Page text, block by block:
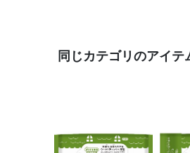
同じカテゴリのアイテ